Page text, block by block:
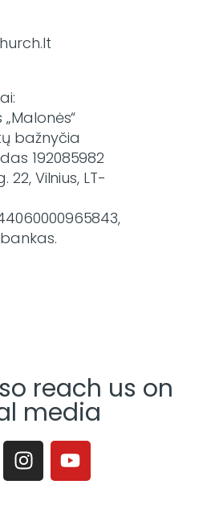
„Malonės“
bažnyčia
192085982
22, Vilnius, LT-
bankas.
reach us on
media